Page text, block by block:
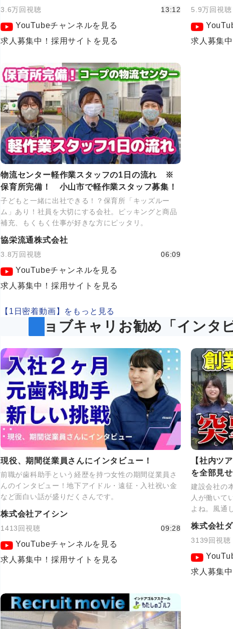
3.6万回視聴 13:12
YouTubeチャンネルを見る
求人募集中！採用サイトを見る
5.9万回視聴
求人募集
物流センター軽作業スタッフの1日の流れ ※
保育所完備！ 小山市で軽作業スタッフ募集！
子どもと一緒に出社できる！？保育所「キッズルー
ム」あり！社員を大切にする会社。ピッキングと商品
補充、もくもく仕事が好きな方にピッタリ。
協栄流通株式会社
3.8万回視聴 06:09
YouTubeチャンネルを見る
求人募集中！採用サイトを見る
【1日密着動画】をもっと見る
ジョブキャリお勧め「インタ
現役、期間従業員さんにインタビュー！
前職が歯科助手という経歴を持つ女性の期間従業員さ
んのインタビュー！地下アイドル・遠征・入社祝い金
など面白い話が盛りだくさんです。
株式会社アイシン
1413回視聴 09:28
YouTubeチャンネルを見る
求人募集中！採用サイトを見る
【社内ツ
を全部見
建設会社の
人が働いて
よね。風通
株式会社
3139回視聴
求人募集